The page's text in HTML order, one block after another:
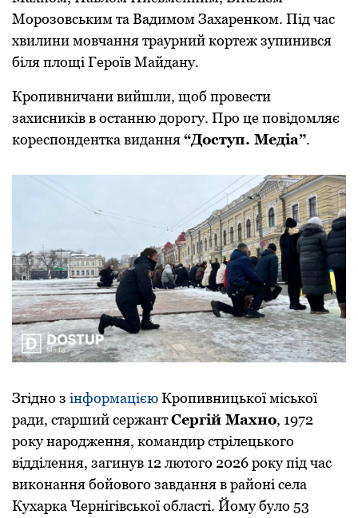
Морозовським та Вадимом Захаренком. Під час
хвилини мовчання траурний кортеж зупинився
біля площі Героїв Майдану.
Кропивничани вийшли, щоб провести
захисників в останню дорогу. Про це повідомляє
кореспондентка видання“Доступ. Медіа”.
Згідно з інформацієюКропивницької міської
ради, старший сержантСергій Махно, 1972
року народження, командир стрілецького
відділення, загинув 12 лютого 2026 року під час
виконання бойового завдання в районі села
Кухарка Чернігівської області. Йому було 53